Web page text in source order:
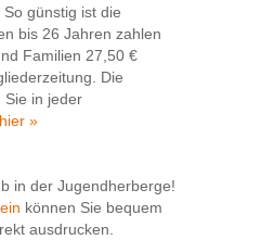
günstig ist die
bis 26 Jahren zahlen
Familien 27,50 €
Die
Sie in jeder
hier »
in der Jugendherberge!
können Sie bequem
ausdrucken.